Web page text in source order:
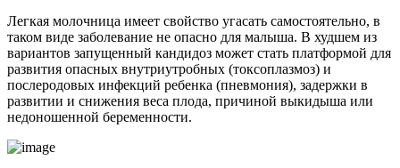
Легкая молочница имеет свойство угасать самостоятельно, в
таком виде заболевание не опасно для малыша. В худшем из
вариантов запущенный кандидоз может стать платформой для
развития опасных внутриутробных (токсоплазмоз) и
послеродовых инфекций ребенка (пневмония), задержки в
развитии и снижения веса плода, причиной выкидыша или
недоношенной беременности.